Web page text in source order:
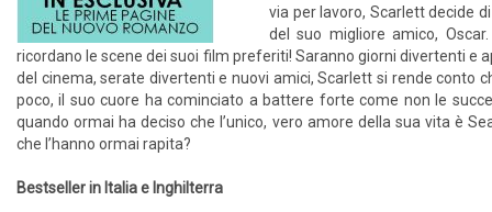
via per lavoro, Scarlett decide
del suo migliore amico,
ricordano le scene dei suoi film preferiti! Saranno giorni divertenti e
del cinema, serate divertenti e nuovi amici, Scarlett si rende conto
poco, il suo cuore ha cominciato a battere forte come non le
quando ormai ha deciso che l’unico, vero amore della sua vita è
che l’hanno ormai rapita?
Bestseller in Italia e Inghilterra